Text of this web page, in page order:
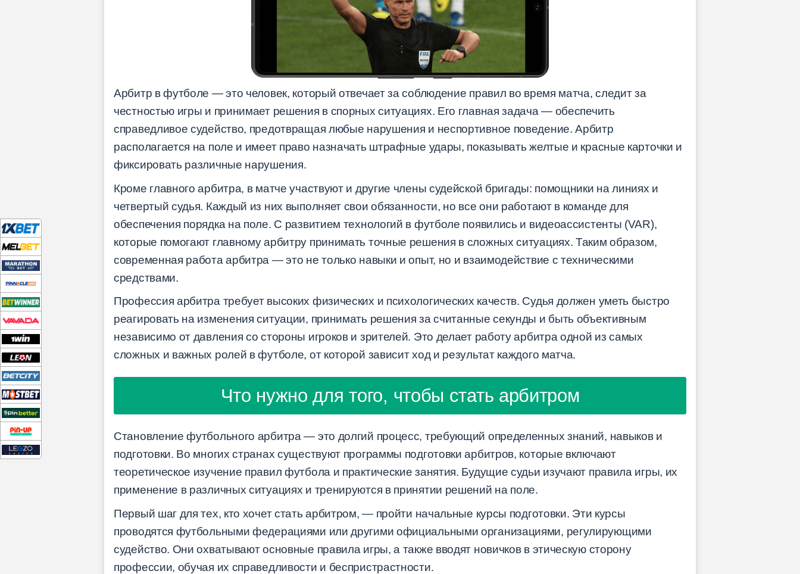
Арбитр в футболе — это человек, который отвечает за соблюдение правил во время матча, следит за
честностью игры и принимает решения в спорных ситуациях. Его главная задача — обеспечить
справедливое судейство, предотвращая любые нарушения и неспортивное поведение. Арбитр
располагается на поле и имеет право назначать штрафные удары, показывать желтые и красные карточки и
фиксировать различные нарушения.
Кроме главного арбитра, в матче участвуют и другие члены судейской бригады: помощники на линиях и
четвертый судья. Каждый из них выполняет свои обязанности, но все они работают в команде для
обеспечения порядка на поле. С развитием технологий в футболе появились и видеоассистенты (VAR),
которые помогают главному арбитру принимать точные решения в сложных ситуациях. Таким образом,
современная работа арбитра — это не только навыки и опыт, но и взаимодействие с техническими
средствами.
Профессия арбитра требует высоких физических и психологических качеств. Судья должен уметь быстро
реагировать на изменения ситуации, принимать решения за считанные секунды и быть объективным
независимо от давления со стороны игроков и зрителей. Это делает работу арбитра одной из самых
сложных и важных ролей в футболе, от которой зависит ход и результат каждого матча.
Что нужно для того, чтобы стать арбитром
Становление футбольного арбитра — это долгий процесс, требующий определенных знаний, навыков и
подготовки. Во многих странах существуют программы подготовки арбитров, которые включают
теоретическое изучение правил футбола и практические занятия. Будущие судьи изучают правила игры, их
применение в различных ситуациях и тренируются в принятии решений на поле.
Первый шаг для тех, кто хочет стать арбитром, — пройти начальные курсы подготовки. Эти курсы
проводятся футбольными федерациями или другими официальными организациями, регулирующими
судейство. Они охватывают основные правила игры, а также вводят новичков в этическую сторону
профессии, обучая их справедливости и беспристрастности.